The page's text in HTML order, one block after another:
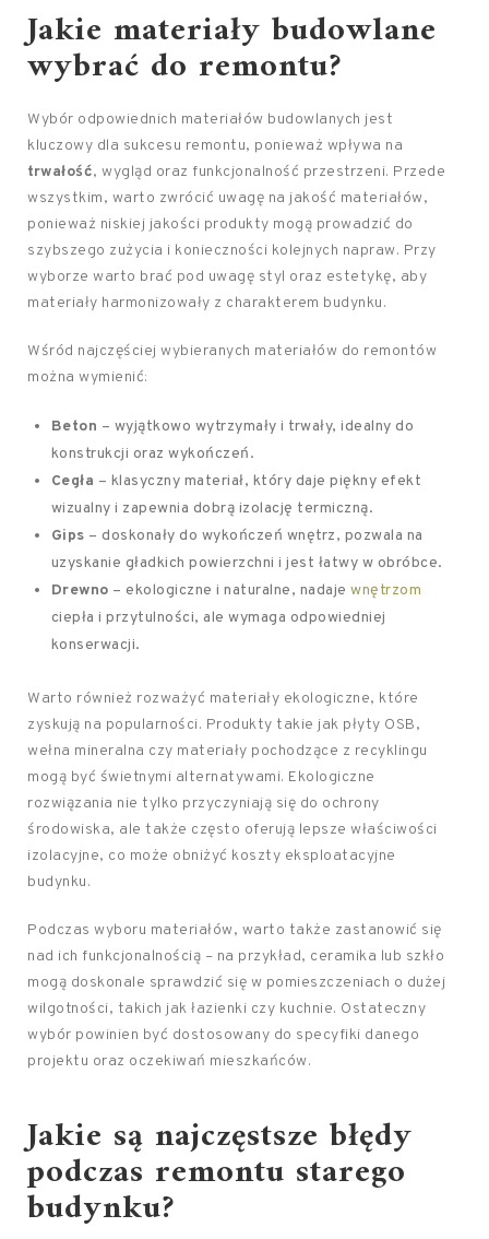
Jakie materiały budowlane
wybrać do remontu?
Wybór odpowiednich materiałów budowlanych jest
kluczowy dla sukcesu remontu, ponieważ wpływa na
trwałość, wygląd oraz funkcjonalność przestrzeni. Przede
wszystkim, warto zwrócić uwagę na jakość materiałów,
ponieważ niskiej jakości produkty mogą prowadzić do
szybszego zużycia i konieczności kolejnych napraw. Przy
wyborze warto brać pod uwagę styl oraz estetykę, aby
materiały harmonizowały z charakterem budynku.
Wśród najczęściej wybieranych materiałów do remontów
można wymienić:
Beton – wyjątkowo wytrzymały i trwały, idealny do
konstrukcji oraz wykończeń.
Cegła – klasyczny materiał, który daje piękny efekt
wizualny i zapewnia dobrą izolację termiczną.
Gips – doskonały do wykończeń wnętrz, pozwala na
uzyskanie gładkich powierzchni i jest łatwy w obróbce.
Drewno – ekologiczne i naturalne, nadajewnętrzom
ciepła i przytulności, ale wymaga odpowiedniej
konserwacji.
Warto również rozważyć materiały ekologiczne, które
zyskują na popularności. Produkty takie jak płyty OSB,
wełna mineralna czy materiały pochodzące z recyklingu
mogą być świetnymi alternatywami. Ekologiczne
rozwiązania nie tylko przyczyniają się do ochrony
środowiska, ale także często oferują lepsze właściwości
izolacyjne, co może obniżyć koszty eksploatacyjne
budynku.
Podczas wyboru materiałów, warto także zastanowić się
nad ich funkcjonalnością – na przykład, ceramika lub szkło
mogą doskonale sprawdzić się w pomieszczeniach o dużej
wilgotności, takich jak łazienki czy kuchnie. Ostateczny
wybór powinien być dostosowany do specyfiki danego
projektu oraz oczekiwań mieszkańców.
Jakie są najczęstsze błędy
podczas remontu starego
budynku?